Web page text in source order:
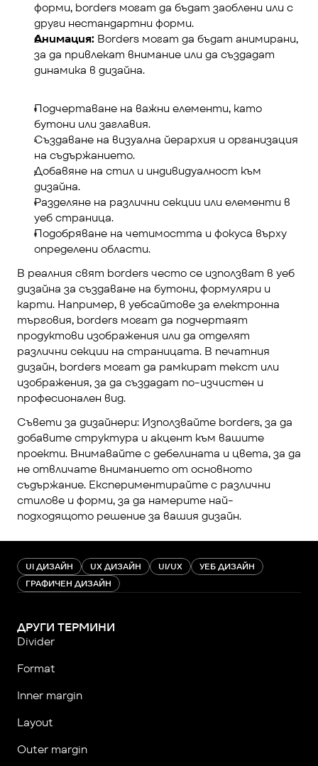
форми, borders могат да бъдат заоблени или с
други нестандартни форми.
Анимация: Borders могат да бъдат анимирани,
за да привлекат внимание или да създадат
динамика в дизайна.
Подчертаване на важни елементи, като
бутони или заглавия.
Създаване на визуална йерархия и организация
на съдържанието.
Добавяне на стил и индивидуалност към
дизайна.
Разделяне на различни секции или елементи в
уеб страница.
Подобряване на четимостта и фокуса върху
определени области.
В реалния свят borders често се използват в уеб
дизайна за създаване на бутони, формуляри и
карти. Например, в уебсайтове за електронна
търговия, borders могат да подчертаят
продуктови изображения или да отделят
различни секции на страницата. В печатния
дизайн, borders могат да рамкират текст или
изображения, за да създадат по-изчистен и
професионален вид.
Съвети за дизайнери: Използвайте borders, за да
добавите структура и акцент към вашите
проекти. Внимавайте с дебелината и цвета, за да
не отвличате вниманието от основното
съдържание. Експериментирайте с различни
стилове и форми, за да намерите най-
подходящото решение за вашия дизайн.
UI ДИЗАЙН UX ДИЗАЙН UI/UX
УЕБ ДИЗАЙН
ГРАФИЧЕН ДИЗАЙН
ДРУГИ ТЕРМИНИ
Divider
Format
Inner margin
Layout
Оuter margin